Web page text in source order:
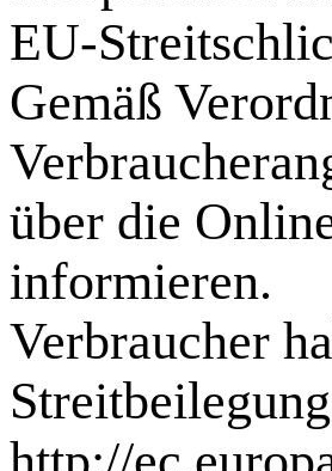
EU-
Gemäß
über die
informieren.
Verbraucher